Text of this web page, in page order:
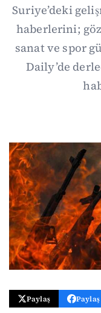
Suriye’deki
haberlerini;
sanat ve spor
Daily’de
Paylaş Paylaş